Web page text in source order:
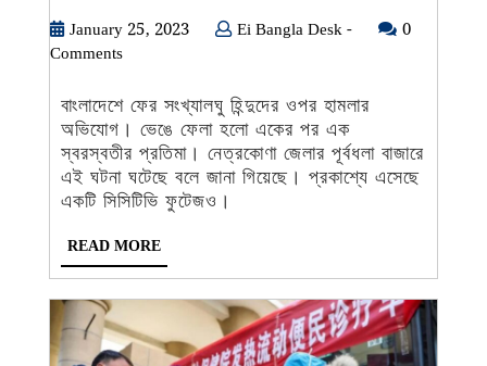
সংখ্যালঘু
ওপর
হামলা,
ভেঙে
ফেলা
হলো
এক
স্বরস্বতী
প্রতিমা
January 25, 2023JanuaryEi Bangla Desk -Ei
-
0
Comments
বাংলাদেশে ফের সংখ্যালঘু হিন্দুদের ওপর হামলার
অভিযোগ। ভেঙে ফেলা হলো একের পর এক
স্বরস্বতীর প্রতিমা। নেত্রকোণা জেলার পূর্বধলা বাজারে
এই ঘটনা ঘটেছে বলে জানা গিয়েছে। প্রকাশ্যে এসেছে
একটি সিসিটিভি ফুটেজও।
READ MOREREAD
MORE